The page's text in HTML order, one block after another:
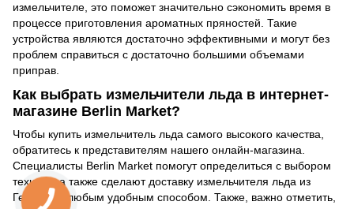
измельчителе, это поможет значительно сэкономить время в
процессе приготовления ароматных пряностей. Такие
устройства являются достаточно эффективными и могут без
проблем справиться с достаточно большими объемами
приправ.
Как выбрать измельчители льда в интернет-
магазине Berlin Market?
Чтобы купить измельчитель льда самого высокого качества,
обратитесь к представителям нашего онлайн-магазина.
Специалисты Berlin Market помогут определиться с выбором
техники, а также сделают доставку измельчителя льда из
Германии любым удобным способом. Также, важно отметить,